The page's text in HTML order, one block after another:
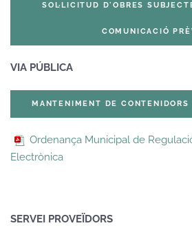
SOL·LICITUD D'OBRES
COMUNICACIÓ
VIA PÚBLICA
MANTENIMENT DE CONTENIDORS
Ordenança Municipal de
Electrònica
SERVEI PROVEÏDORS